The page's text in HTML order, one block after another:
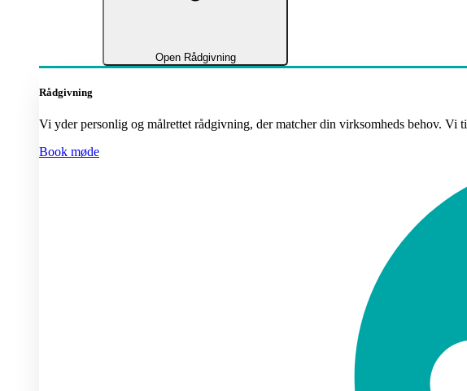
Open Rådgivning
Rådgivning
Vi yder personlig og målrettet rådgivning, der matcher din virksomheds behov.
Book møde